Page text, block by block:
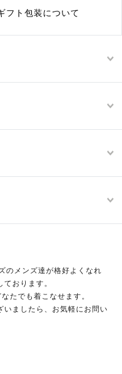
フト包装について
メンズ達が格好よくなれ
おります。
たでも着こなせます。
ましたら、お気軽にお問い